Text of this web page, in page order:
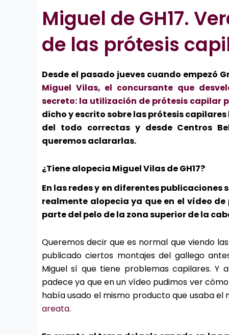
Miguel de GH17.
de las prótesis
Desde el pasado jueves cuando empezó
Miguel Vilas, el concursante que
secreto: la utilización de prótesis capilar
dicho y escrito sobre las prótesis
del todo correctas y desde Centros
queremos aclararlas.
¿Tiene alopecia Miguel Vilas de GH17?
En las redes y en diferentes
realmente alopecia ya que en el vídeo
parte del pelo de la zona superior de la
Queremos decir que es normal que viendo
publicado ciertos montajes del gallego
Miguel sí que tiene problemas capilares.
padece ya que en un vídeo pudimos ver
había usado el mismo producto que usaba
areata.